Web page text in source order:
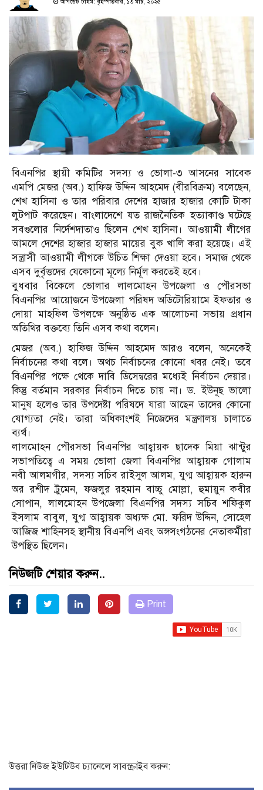
আপডেট টাইম: বৃহস্পতিবার, ১৩ মার্চ, ২০২৫
বিএনপির স্থায়ী কমিটির সদস্য ও ভোলা-৩ আসনের সাবেক
এমপি মেজর (অব.) হাফিজ উদ্দিন আহমেদ (বীরবিক্রম) বলেছেন,
শেখ হাসিনা ও তার পরিবার দেশের হাজার হাজার কোটি টাকা
লুটপাট করেছেন। বাংলাদেশে যত রাজনৈতিক হত্যাকাণ্ড ঘটেছে
সবগুলোর নির্দেশদাতাও ছিলেন শেখ হাসিনা। আওয়ামী লীগের
আমলে দেশের হাজার হাজার মায়ের বুক খালি করা হয়েছে। এই
সন্ত্রাসী আওয়ামী লীগকে উচিত শিক্ষা দেওয়া হবে। সমাজ থেকে
এসব দুর্বৃত্তদের যেকোনো মূল্যে নির্মূল করতেই হবে।
বুধবার বিকেলে ভোলার লালমোহন উপজেলা ও পৌরসভা
বিএনপির আয়োজনে উপজেলা পরিষদ অডিটোরিয়ামে ইফতার ও
দোয়া মাহফিল উপলক্ষে অনুষ্ঠিত এক আলোচনা সভায় প্রধান
অতিথির বক্তব্যে তিনি এসব কথা বলেন।
মেজর (অব.) হাফিজ উদ্দিন আহমেদ আরও বলেন, অনেকেই
নির্বাচনের কথা বলে। অথচ নির্বাচনের কোনো খবর নেই। তবে
বিএনপির পক্ষে থেকে দাবি ডিসেম্বরের মধ্যেই নির্বাচন দেয়ার।
কিন্তু বর্তমান সরকার নির্বাচন দিতে চায় না। ড. ইউনূছ ভালো
মানুষ হলেও তার উপদেষ্টা পরিষদে যারা আছেন তাদের কোনো
যোগ্যতা নেই। তারা অধিকাংশই নিজেদের মন্ত্রণালয় চালাতে
ব্যর্থ।
লালমোহন পৌরসভা বিএনপির আহ্বায়ক ছাদেক মিয়া ঝান্টুর
সভাপতিত্বে এ সময় ভোলা জেলা বিএনপির আহ্বায়ক গোলাম
নবী আলমগীর, সদস্য সচিব রাইসুল আলম, যুগ্ম আহ্বায়ক হারুন
অর রশীদ ট্রুমেন, ফজলুর রহমান বাচ্চু মোল্লা, হুমায়ুন কবীর
সোপান, লালমোহন উপজেলা বিএনপির সদস্য সচিব শফিকুল
ইসলাম বাবুল, যুগ্ম আহ্বায়ক অধ্যক্ষ মো. ফরিদ উদ্দিন, সোহেল
আজিজ শাহিনসহ স্থানীয় বিএনপি এবং অঙ্গসংগঠনের নেতাকর্মীরা
উপস্থিত ছিলেন।
নিউজটি শেয়ার করুন..
Print
উত্তরা নিউজ ইউটিউব চ্যানেলে সাবস্ক্রাইব করুন: